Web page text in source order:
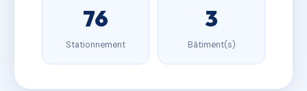
76
Stationnement
3
Bâtiment(s)